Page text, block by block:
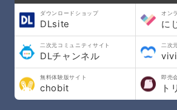
ダウンロードショップ
DLsite
オン
に
二次元コミュニティサイト
DLチャンネル
二次
無料体験版サイト
chobit
即売
ト